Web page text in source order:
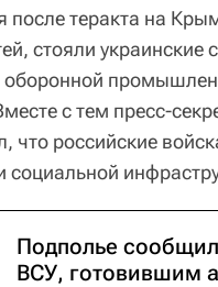
после теракта на
стояли
с тем пресс-
что российские
Подполье
ВСУ, готовившим